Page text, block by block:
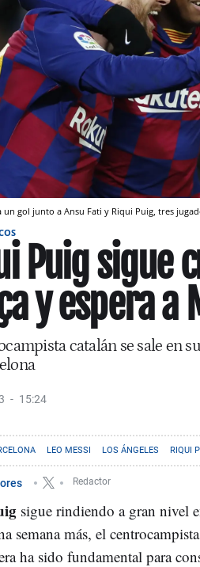
un gol junto a Ansu Fati y Riqui Puig, tres
Puig sigue
y espera a
catalán se sale en
15:24
LEO MESSI LOS ÁNGELES RIQUI
Redactor
sigue rindiendo a gran nivel
semana más, el
ha sido fundamental para